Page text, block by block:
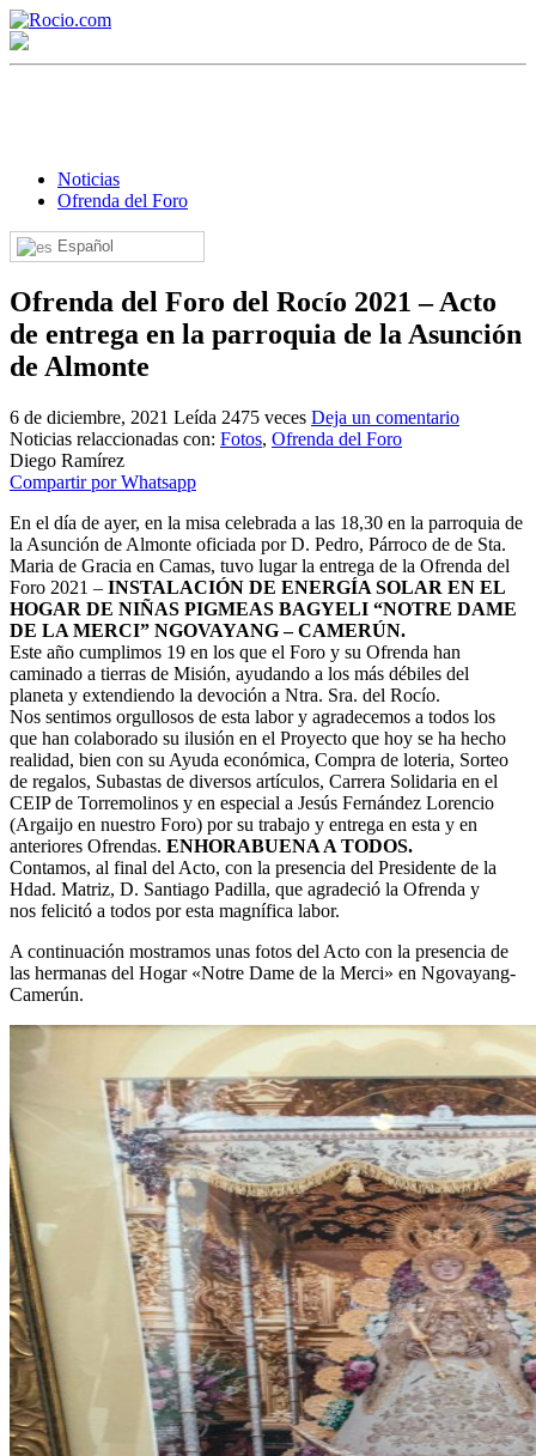
Noticias
Ofrenda del Foro
Español
Ofrenda del Foro del Rocío 2021 – Acto
de entrega en la parroquia de la Asunción
de Almonte
6 de diciembre, 2021 Leída 2475 veces Deja un comentario
Noticias relaccionadas con: Fotos, Ofrenda del Foro
Diego Ramírez
Compartir por Whatsapp
En el día de ayer, en la misa celebrada a las 18,30 en la parroquia de
la Asunción de Almonte oficiada por D. Pedro, Párroco de de Sta.
Maria de Gracia en Camas, tuvo lugar la entrega de la Ofrenda del
Foro 2021 – INSTALACIÓN DE ENERGÍA SOLAR EN EL
HOGAR DE NIÑAS PIGMEAS BAGYELI “NOTRE DAME
DE LA MERCI” NGOVAYANG – CAMERÚN.
Este año cumplimos 19 en los que el Foro y su Ofrenda han
caminado a tierras de Misión, ayudando a los más débiles del
planeta y extendiendo la devoción a Ntra. Sra. del Rocío.
Nos sentimos orgullosos de esta labor y agradecemos a todos los
que han colaborado su ilusión en el Proyecto que hoy se ha hecho
realidad, bien con su Ayuda económica, Compra de loteria, Sorteo
de regalos, Subastas de diversos artículos, Carrera Solidaria en el
CEIP de Torremolinos y en especial a Jesús Fernández Lorencio
(Argaijo en nuestro Foro) por su trabajo y entrega en esta y en
anteriores Ofrendas. ENHORABUENA A TODOS.
Contamos, al final del Acto, con la presencia del Presidente de la
Hdad. Matriz, D. Santiago Padilla, que agradeció la Ofrenda y
nos felicitó a todos por esta magnífica labor.
A continuación mostramos unas fotos del Acto con la presencia de
las hermanas del Hogar «Notre Dame de la Merci» en Ngovayang-
Camerún.
¡Bienvenido! Soy el asistente virtual de rocio.com.
¿En qué puedo ayudarte?
¿Cuándo es la romería del Rocío?
¿Cuántas hermandades participan en la romería?
¿Cuándo se construyó la primera ermita?
El traslado cada siete años
¿Cuales son los actos principales que se celebran en el
Rocío?
Quiero hacer el camino,¿que tengo que hacer?
En el Rocío, ¿dónde me alojo?